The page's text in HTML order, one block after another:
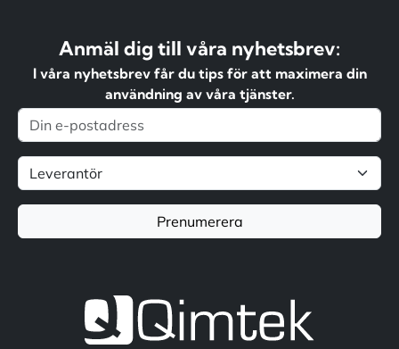
Anmäl dig till våra nyhetsbrev:
I våra nyhetsbrev får du tips för att maximera din
användning av våra tjänster.
Prenumerera